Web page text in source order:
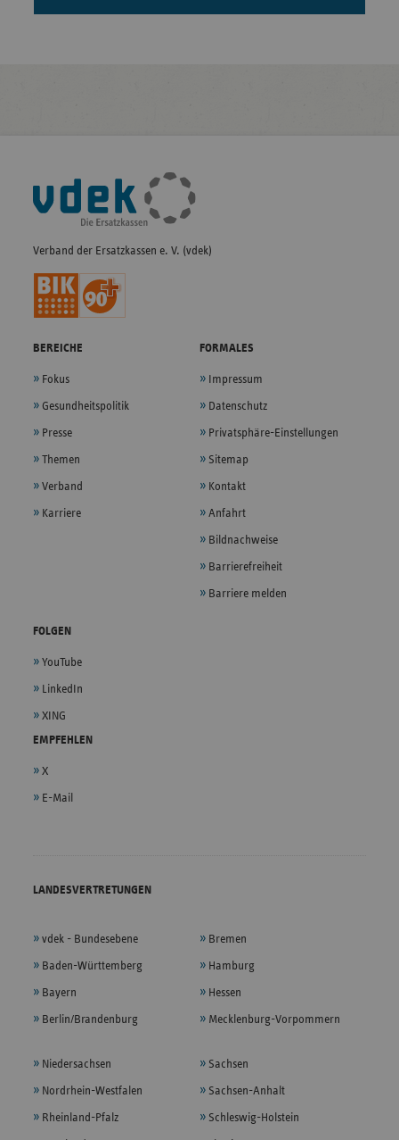
Fußleisten-
Navigation
Verband der Ersatzkassen e. V. (vdek)
BEREICHE
Fokus
Gesundheitspolitik
Presse
Themen
Verband
Karriere
FORMALES
Impressum
Datenschutz
Privatsphäre-Einstellungen
Sitemap
Kontakt
Anfahrt
Bildnachweise
Barrierefreiheit
Barriere melden
FOLGEN
YouTube
LinkedIn
XING
EMPFEHLEN
X
E-Mail
LANDESVERTRETUNGEN
vdek - Bundesebene
Baden-Württemberg
Bayern
Berlin/Brandenburg
Bremen
Hamburg
Hessen
Mecklenburg-Vorpommern
Niedersachsen
Nordrhein-Westfalen
Rheinland-Pfalz
Sachsen
Sachsen-Anhalt
Schleswig-Holstein